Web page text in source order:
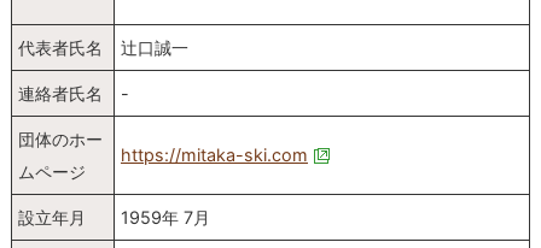
代表者氏名 辻口誠一
連絡者氏名 -
団体のホー
ムページ
https://mitaka-ski.com
設立年月 1959年 7月